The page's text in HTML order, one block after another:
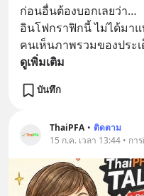
ก่อนอื่นต้องบอกเลยว่า…
อินโฟกราฟิกนี้ ไม่ได้มา
คนเห็นภาพรวมของประ
ดูเพิ่มเติม
บันทึก
ThaiPFA • ติดตาม
15 ก.ค. เวลา 13:44 • กา